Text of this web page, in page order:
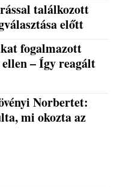
találkozott
előtt
fogalmazott
– Így reagált
Norbertet:
mi okozta az